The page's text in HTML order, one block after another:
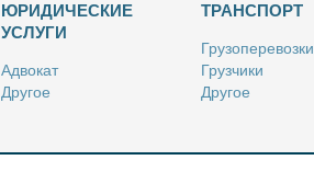
ЮРИДИЧЕСКИЕ
УСЛУГИ
Адво­кат
Дру­гое
Ри­эл­тор
ТРАНСПОРТ
Гру­зо­пе­ре­воз­ки
Груз­чи­ки
Дру­гое
Так­си